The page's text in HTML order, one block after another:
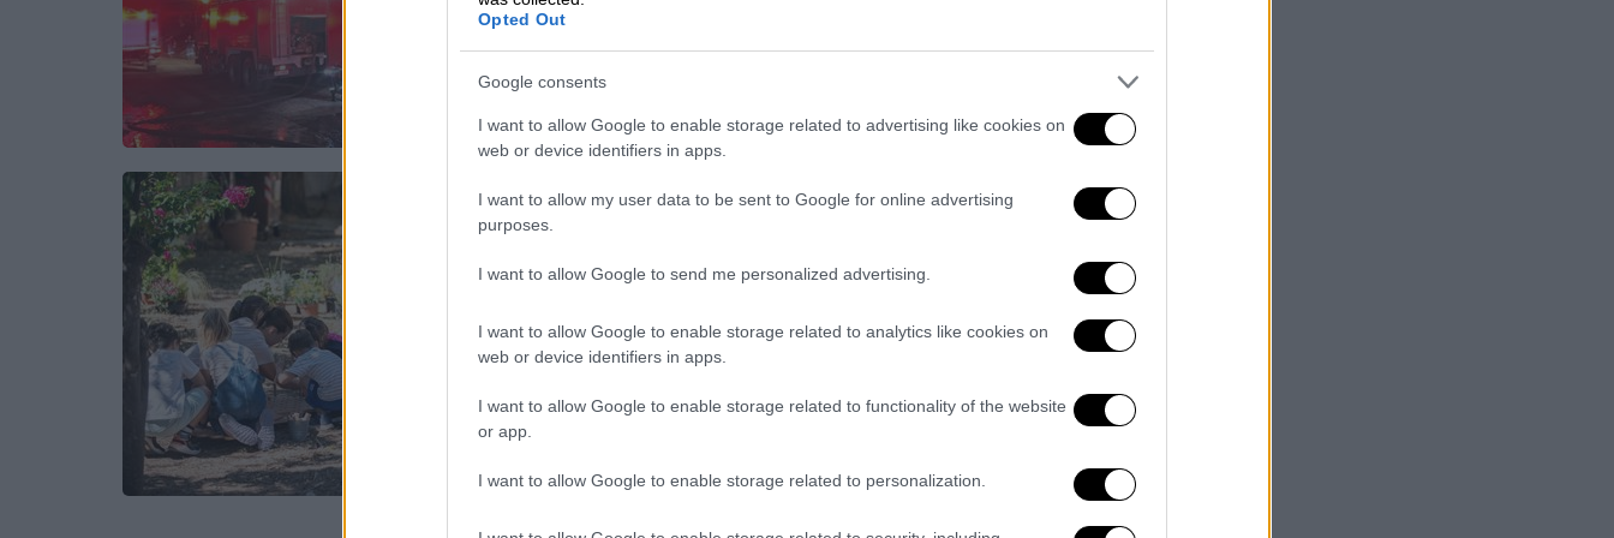
Opted Out
Google consents
I want to allow Google to enable storage related to advertising like cookies on
web or device identifiers in apps.
I want to allow my user data to be sent to Google for online advertising
purposes.
I want to allow Google to send me personalized advertising.
I want to allow Google to enable storage related to analytics like cookies on
web or device identifiers in apps.
I want to allow Google to enable storage related to functionality of the website
or app.
I want to allow Google to enable storage related to personalization.
Ολονύχτια μάχη από τους
Πυροσβέστες
Ecoculture Festival: 4 μέρες με
στο περιβάλλον και στον
Επιδραστικές συζητήσεις, καινοτόμα
δράσεις, πικ νικ στην παραλία με
νυχτερινού ουρανού και πολλές
παράλληλες δράσεις